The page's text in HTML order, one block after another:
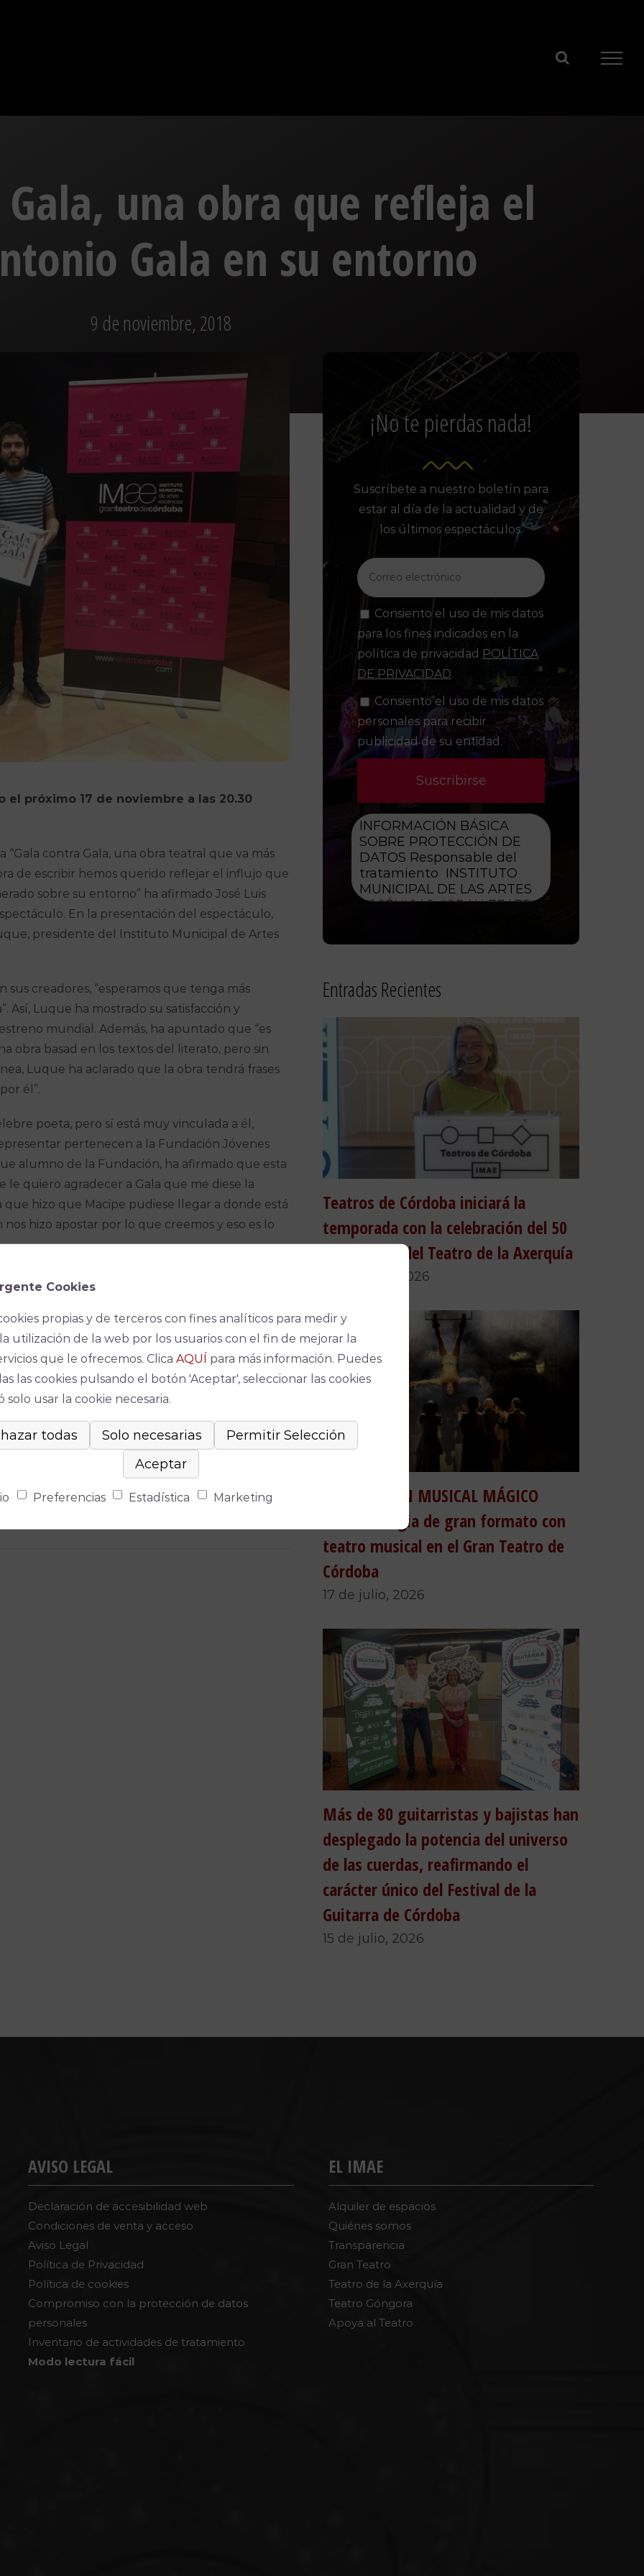
una obra que refleja el
Gala en su entorno
9 de noviembre, 2018
el próximo 17 de noviembre a las 20.30
contra Gala, una obra teatral que va más
de escribir hemos querido reflejar el influjo que
sobre su entorno” ha afirmado José Luis
En la presentación del espectáculo,
presidente del Instituto Municipal de Artes
sus creadores, “esperamos que tenga más
Así, Luque ha mostrado su satisfacción y
mundial. Además, ha apuntado que “es
obra basad en los textos del literato, pero sin
Luque ha aclarado que la obra tendrá frases
él”.
poeta, pero sí está muy vinculada a él,
pertenecen a la Fundación Jóvenes
alumno de la Fundación, ha afirmado que esta
quiero agradecer a Gala que me diese la
hizo que Macipe pudiese llegar a donde está
hizo apostar por lo que creemos y eso es lo
los autores han querido representar en la
al poeta. “Gala contra Gala”, muestra a una
creativo que recibe el encargo de escribir una
“El primer problema con el que se encuentra la
ha ejercido sobre ella”, ha indicado Esteban.
de Antonio Gala que se celebra en la ciudad
la obra y la figura del escritor cordobés. Así,
“estamos muy contentos de participar,
institucional absoluta y todos hemos coincidido
a cabo y estrenarse en el Teatro Góngora”.
¡No te pierdas nada!
Suscríbete a nuestro boletín para
estar al día de la actualidad y de
los últimos espectáculos.
Consiento el uso de mis datos
para los fines indicados en la
política de privacidad POLÍTICA
DE PRIVACIDAD.
Consiento el uso de mis datos
personales para recibir
publicidad de su entidad.
Entradas Recientes
Teatros de Córdoba iniciará la
temporada con la celebración del 50
aniversario del Teatro de la Axerquía
24 de julio, 2026
HOUDINI, UN MUSICAL MÁGICO
reunirá magia de gran formato con
teatro musical en el Gran Teatro de
Córdoba
17 de julio, 2026
Más de 80 guitarristas y bajistas han
desplegado la potencia del universo
de las cuerdas, reafirmando el
carácter único del Festival de la
Guitarra de Córdoba
15 de julio, 2026
AVISO LEGAL
Declaración de accesibilidad web
Condiciones de venta y acceso
Aviso Legal
Política de Privacidad
Política de cookies
Compromiso con la protección de datos
personales
Inventario de actividades de tratamiento
Modo lectura fácil
EL IMAE
Alquiler de espacios
Quiénes somos
Transparencia
Gran Teatro
Teatro de la Axerquía
Teatro Góngora
Apoya al Teatro
Cookies
propias y de terceros con fines analíticos para medir y
utilización de la web por los usuarios con el fin de mejorar la
que le ofrecemos. Clica AQUÍ para más información. Puedes
las cookies pulsando el botón 'Aceptar', seleccionar las cookies
solo usar la cookie necesaria.
Preferencias Estadística Marketing